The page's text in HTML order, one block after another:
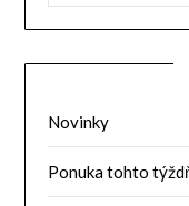
Novinky
Ponuka tohto